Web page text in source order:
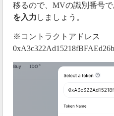
移るので、MVの識別番号で
を入力 しましょう。
※コントラクトアドレス